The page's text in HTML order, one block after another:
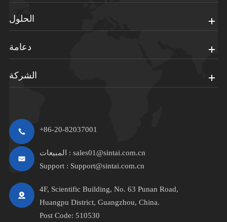
الحلول
دعامة
الشركة
+86-20-82037001
المبيعات : sales01@sintai.com.cn
Support : Support@sintai.com.cn
4F, Scientific Building, No. 63 Punan Road,
Huangpu District, Guangzhou, China.
Post Code: 510530